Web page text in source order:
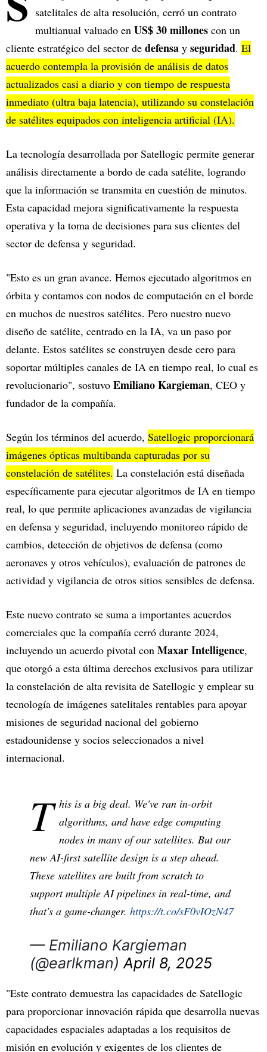
satelitales de alta resolución, cerró un contrato
multianual valuado en US$ 30 millones con un
cliente estratégico del sector de defensa y seguridad. El
acuerdo contempla la provisión de análisis de datos
actualizados casi a diario y con tiempo de respuesta
inmediato (ultra baja latencia), utilizando su constelación
de satélites equipados con inteligencia artificial (IA).
La tecnología desarrollada por Satellogic permite generar
análisis directamente a bordo de cada satélite, logrando
que la información se transmita en cuestión de minutos.
Esta capacidad mejora significativamente la respuesta
operativa y la toma de decisiones para sus clientes del
sector de defensa y seguridad.
"Esto es un gran avance. Hemos ejecutado algoritmos en
órbita y contamos con nodos de computación en el borde
en muchos de nuestros satélites. Pero nuestro nuevo
diseño de satélite, centrado en la IA, va un paso por
delante. Estos satélites se construyen desde cero para
soportar múltiples canales de IA en tiempo real, lo cual es
revolucionario", sostuvo Emiliano Kargieman, CEO y
fundador de la compañía.
Según los términos del acuerdo, Satellogic proporcionará
imágenes ópticas multibanda capturadas por su
constelación de satélites. La constelación está diseñada
específicamente para ejecutar algoritmos de IA en tiempo
real, lo que permite aplicaciones avanzadas de vigilancia
en defensa y seguridad, incluyendo monitoreo rápido de
cambios, detección de objetivos de defensa (como
aeronaves y otros vehículos), evaluación de patrones de
actividad y vigilancia de otros sitios sensibles de defensa.
Este nuevo contrato se suma a importantes acuerdos
comerciales que la compañía cerró durante 2024,
incluyendo un acuerdo pivotal con Maxar Intelligence,
que otorgó a esta última derechos exclusivos para utilizar
la constelación de alta revisita de Satellogic y emplear su
tecnología de imágenes satelitales rentables para apoyar
misiones de seguridad nacional del gobierno
estadounidense y socios seleccionados a nivel
internacional.
T his is a big deal. We've ran in-orbit
algorithms, and have edge computing
nodes in many of our satellites. But our
new AI-first satellite design is a step ahead.
These satellites are built from scratch to
support multiple AI pipelines in real-time, and
that's a game-changer. https://t.co/sF0vIOzN47
— Emiliano Kargieman
(@earlkman)April 8, 2025
"Este contrato demuestra las capacidades de Satellogic
para proporcionar innovación rápida que desarrolla nuevas
capacidades espaciales adaptadas a los requisitos de
misión en evolución y exigentes de los clientes de